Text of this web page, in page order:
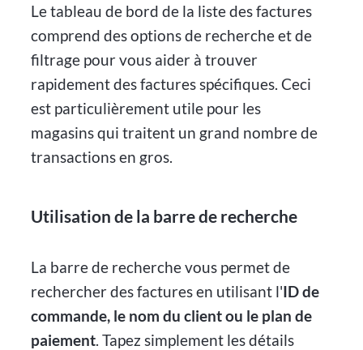
Le tableau de bord de la liste des factures
comprend des options de recherche et de
filtrage pour vous aider à trouver
rapidement des factures spécifiques. Ceci
est particulièrement utile pour les
magasins qui traitent un grand nombre de
transactions en gros.
Utilisation de la barre de recherche
La barre de recherche vous permet de
rechercher des factures en utilisant l'ID de
commande, le nom du client ou le plan de
paiement . Tapez simplement les détails